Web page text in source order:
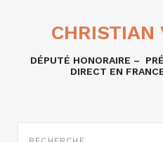
CHRISTIAN
DÉPUTÉ HONORAIRE –
DIRECT EN
SUR